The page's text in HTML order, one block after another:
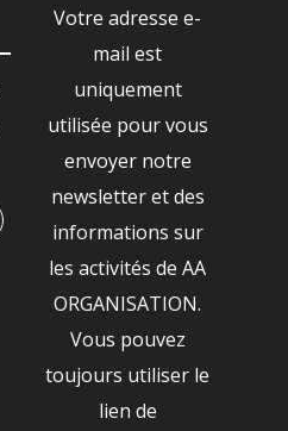
Votre adresse e-
mail est
uniquement
utilisée pour vous
envoyer notre
newsletter et des
informations sur
les activités de AA
ORGANISATION.
Vous pouvez
toujours utiliser le
lien de